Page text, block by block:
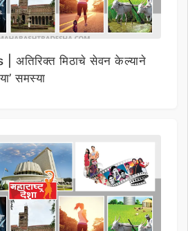
मिठाचे सेवन केल्याने
समस्या